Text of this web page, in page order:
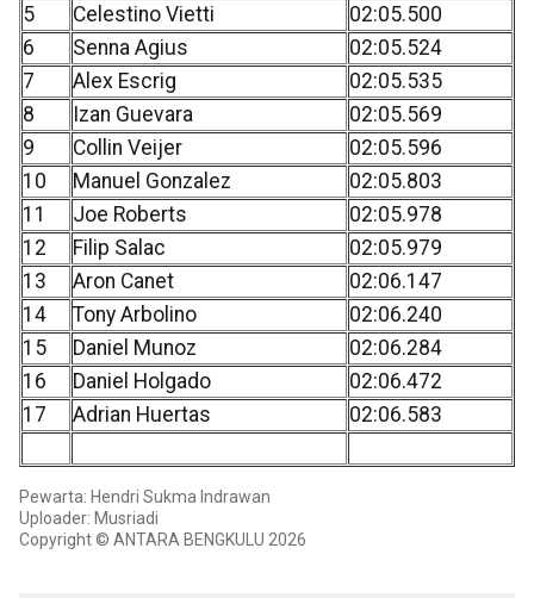
5
Celestino Vietti
02:05.500
6
Senna Agius
02:05.524
7
Alex Escrig
02:05.535
8
Izan Guevara
02:05.569
9
Collin Veijer
02:05.596
10
Manuel Gonzalez
02:05.803
11
Joe Roberts
02:05.978
12
Filip Salac
02:05.979
13
Aron Canet
02:06.147
14
Tony Arbolino
02:06.240
15
Daniel Munoz
02:06.284
16
Daniel Holgado
02:06.472
17
Adrian Huertas 02:06.583
Pewarta: Hendri Sukma Indrawan
Uploader: Musriadi
Copyright © ANTARA BENGKULU 2026